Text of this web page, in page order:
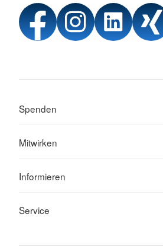
Spenden
Mitwirken
Informieren
Service